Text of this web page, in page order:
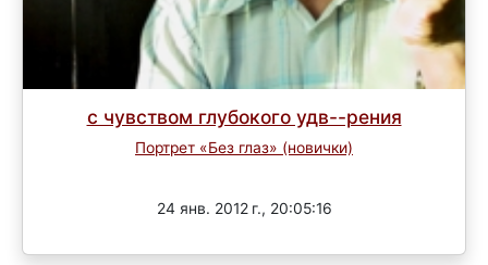
с чувством глубокого удв--рения
Портрет «Без глаз» (новички)
24 янв. 2012 г., 20:05:16